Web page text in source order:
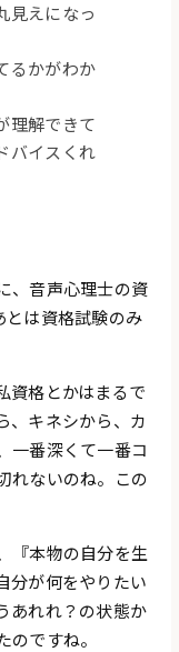
見えになっ
るかがわか
理解できて
バイスくれ
、音声心理士の資
とは資格試験のみ
資格とかはまるで
、キネシから、カ
一番深くて一番コ
れないのね。この
『本物の自分を生
分が何をやりたい
あれれ？の状態か
ですね。